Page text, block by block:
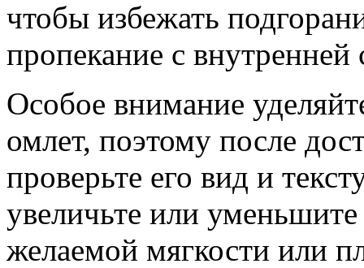
чтобы избежать
пропекание с внутренней
Особое внимание
омлет, поэтому после
проверьте его вид и
увеличьте или
желаемой мягкости или